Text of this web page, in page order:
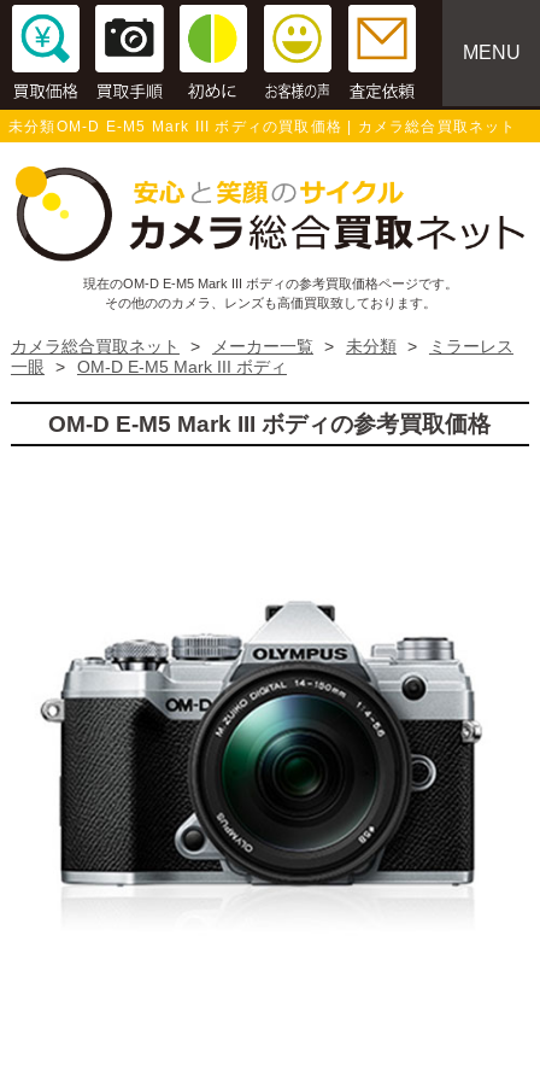
MENU
未分類OM-D E-M5 Mark III ボディの買取価格 | カメラ総合買取ネット
現在のOM-D E-M5 Mark III ボディの参考買取価格ページです。
その他ののカメラ、レンズも高価買取致しております。
カメラ総合買取ネット > メーカー一覧 > 未分類 >
ミラーレス
一眼
> OM-D E-M5 Mark III ボディ
OM-D E-M5 Mark III ボディの参考買取価格